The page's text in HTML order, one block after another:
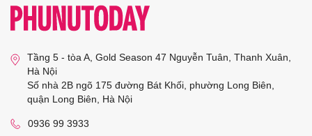
Tầng 5 - tòa A, Gold Season 47 Nguyễn Tuân, Thanh Xuân,
Hà Nội
Số nhà 2B ngõ 175 đường Bát Khối, phường Long Biên,
quận Long Biên, Hà Nội
0936 99 3933